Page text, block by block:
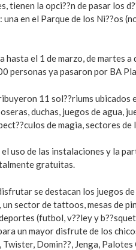
tienen la opci??n de pasar los
en el Parque de los Ni??os
el 1 de marzo, de martes
personas ya pasaron por BA
11 sol??riums ubicados
duchas, juegos de agua,
de magia, sectores de
uso de las instalaciones y la
gratuitas.
se destacan los juegos
un sector de tattoos, mesas de
(futbol, v??ley y
un mayor disfrute de los
Domin??, Jenga, Palotes